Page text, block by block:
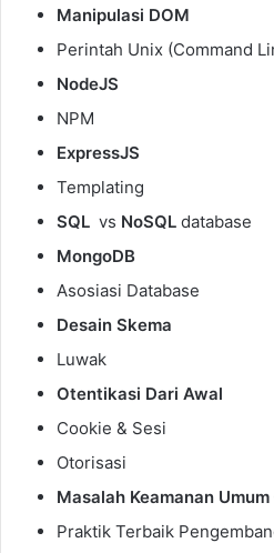
Manipulasi DOM
Perintah Unix (Command
NodeJS
NPM
ExpressJS
Templating
SQL vs NoSQL database
MongoDB
Asosiasi Database
Desain Skema
Luwak
Otentikasi Dari Awal
Cookie & Sesi
Otorisasi
Masalah Keamanan
Praktik Terbaik